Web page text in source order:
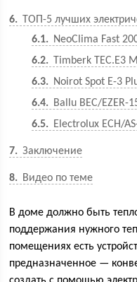
6
ТОП-5 лучших
6.1
NeoClima Fast
6.2
Timberk TEC.E3
6.3
Noirot Spot E-3
6.4
Ballu BEC/EZER-
6.5
Electrolux ECH/
7 Заключение
8 Видео по теме
В доме должно быть
поддержания нужного
помещениях есть
предназначенное —